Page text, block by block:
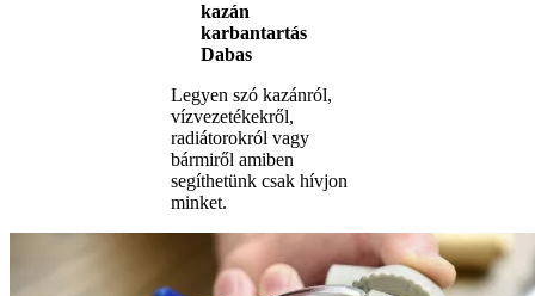
kazán
karbantartás
Dabas
Legyen szó kazánról,
vízvezetékekről,
radiátorokról vagy
bármiről amiben
segíthetünk csak hívjon
minket.